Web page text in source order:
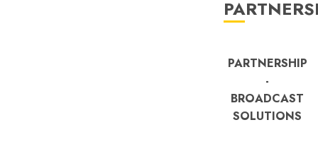
PARTNERSHIP
-
BROADCAST
SOLUTIONS